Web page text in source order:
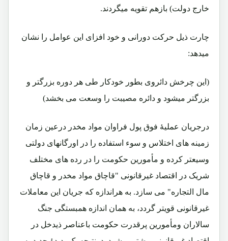
خارج دولت) بازهم تقویه میگردند.
چارت ذیل حرکت دورانی و خود افزای این عوامل را نشان
میدهد:
(این چرخش دائروی بطور خودکار طی هر دوره بزرگتر و
بزرگتر میشود و دائره مصیبت را وسعت می بخشد)
درجریان عملیۀ فوق پول فراوان مواد مخدر درعین زمان
زمینه های اختلاس و سوء استفاده را در اورگانهای دولتی
وسیعتر کرده و مأمورین حکومت را در رده های مختلف
شریک در اقتصاد غیرقانونی "قاچاق مواد مخدر و قاچاق
مال التجاره" می سازد. به هراندازه که جریان این معاملات
غیرقانونی قویتر گردد، به همان اندازه همبستگی جنگ
سالاران ومأمورین پرقدرت حکومت باعناصر ذیدخل در